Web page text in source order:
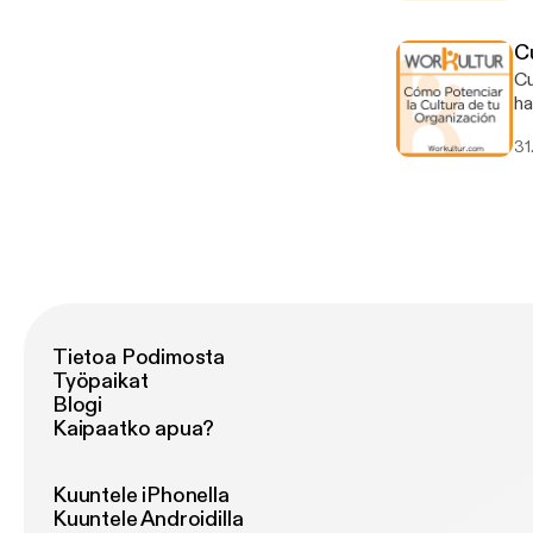
Tietoa Podimosta
Työpaikat
Blogi
Kaipaatko apua?
Kuuntele iPhonella
Kuuntele Androidilla